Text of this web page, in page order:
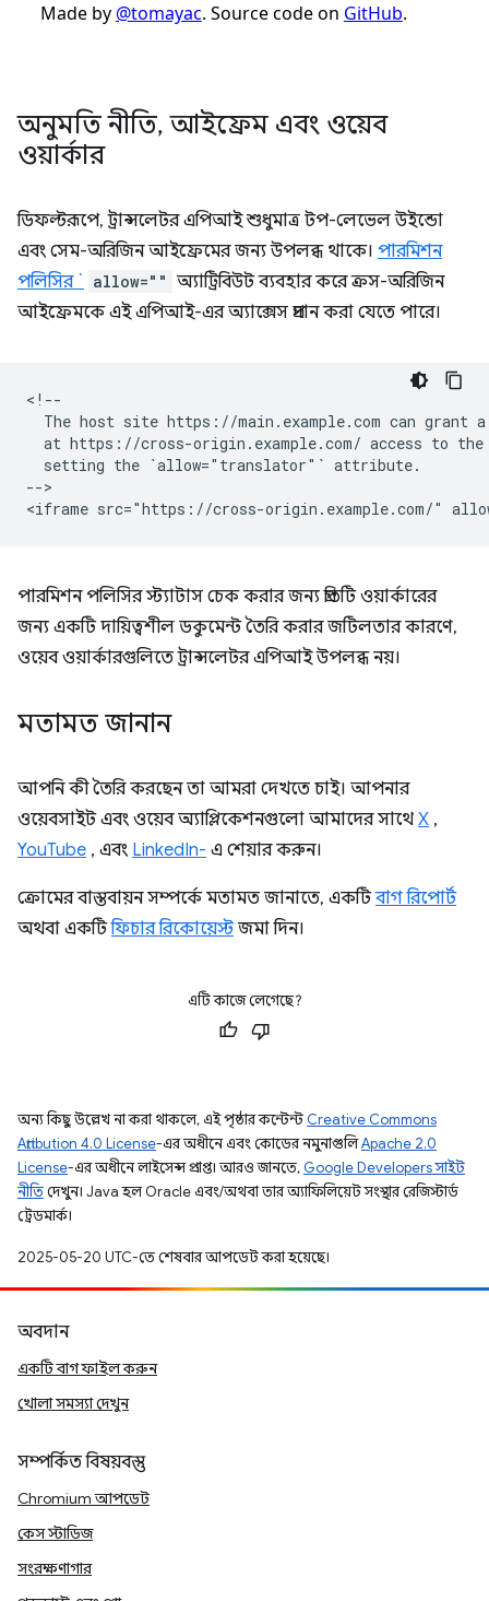
অনুমতি নীতি, আইফ্রেম এবং ওয়েব
ওয়ার্কার
ডিফল্টরূপে, ট্রান্সলেটর এপিআই শুধুমাত্র টপ-লেভেল উইন্ডো
এবং সেম-অরিজিন আইফ্রেমের জন্য উপলব্ধ থাকে। পারমিশন
পলিসির ` allow="" অ্যাট্রিবিউট ব্যবহার করে ক্রস-অরিজিন
আইফ্রেমকে এই এপিআই-এর অ্যাক্সেস প্রদান করা যেতে পারে।
<!--
The host site https://main.example.com can grant
at https://cross-origin.example.com/ access to
  setting the `allow="translator"` attribute.
-->
পারমিশন পলিসির স্ট্যাটাস চেক করার জন্য প্রতিটি ওয়ার্কারের
জন্য একটি দায়িত্বশীল ডকুমেন্ট তৈরি করার জটিলতার কারণে,
ওয়েব ওয়ার্কারগুলিতে ট্রান্সলেটর এপিআই উপলব্ধ নয়।
মতামত জানান
আপনি কী তৈরি করছেন তা আমরা দেখতে চাই। আপনার
ওয়েবসাইট এবং ওয়েব অ্যাপ্লিকেশনগুলো আমাদের সাথে X ,
YouTube , এবং LinkedIn- এ শেয়ার করুন।
ক্রোমের বাস্তবায়ন সম্পর্কে মতামত জানাতে, একটিবাগ রিপোর্ট
অথবা একটিফিচার রিকোয়েস্টজমা দিন।
এটি কাজে লেগেছে?
অন্য কিছু উল্লেখ না করা থাকলে, এই পৃষ্ঠার কন্টেন্ট Creative Commons
Attribution 4.0 License-এর অধীনে এবং কোডের নমুনাগুলিApache 2.0
License-এর অধীনে লাইসেন্স প্রাপ্ত। আরও জানতে, Google Developers সাইট
নীতিদেখুন। Java হল Oracle এবং/অথবা তার অ্যাফিলিয়েট সংস্থার রেজিস্টার্ড
ট্রেডমার্ক।
2025-05-20 UTC-তে শেষবার আপডেট করা হয়েছে।
অবদান
একটি বাগ ফাইল করুন
খোলা সমস্যা দেখুন
সম্পর্কিত বিষয়বস্তু
Chromium আপডেট
কেস স্টাডিজ
সংরক্ষণাগার